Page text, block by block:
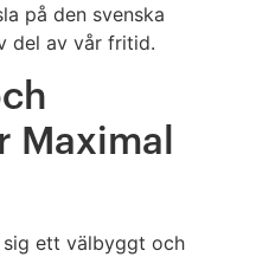
på den svenska
del av vår fritid.
Maximal
ett välbyggt och